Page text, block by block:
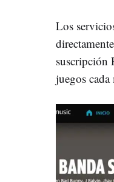
Los
suscripción
juegos